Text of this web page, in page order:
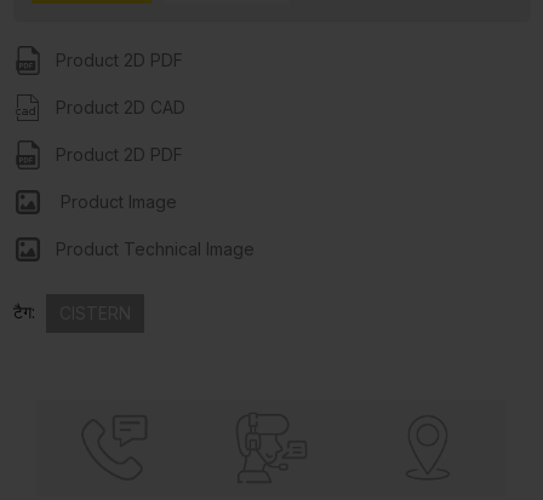
Product 2D PDF
Product 2D CAD
Product 2D PDF
Product Image
Product Technical Image
टैग: